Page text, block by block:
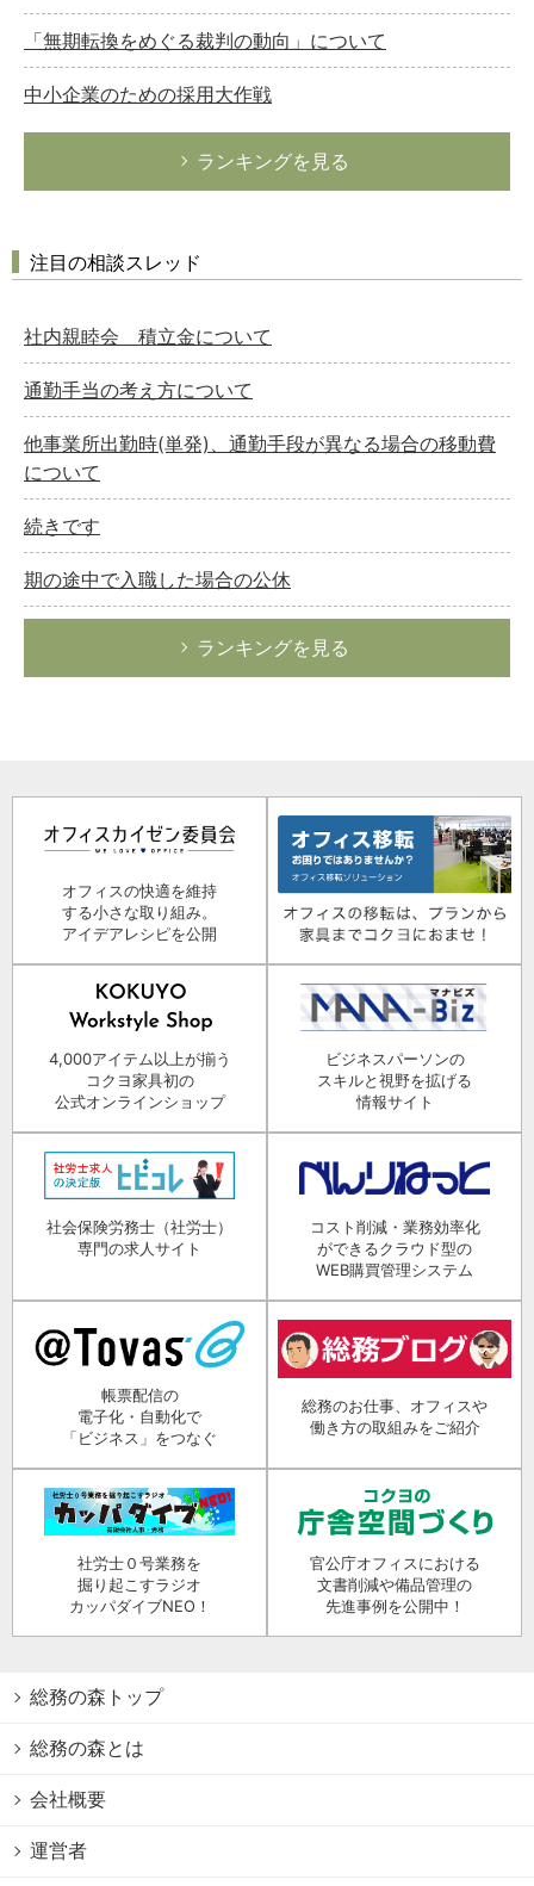
「無期転換をめぐる裁判の動向」について
中小企業のための採用大作戦
ランキングを見る
注目の相談スレッド
社内親睦会 積立金について
通勤手当の考え方について
他事業所出勤時(単発)、通勤手段が異なる場合の移動費
について
続きです
期の途中で入職した場合の公休
ランキングを見る
オフィスの快適を維持
する小さな取り組み。
アイデアレシピを公開
4,000アイテム以上が揃う
コクヨ家具初の
公式オンラインショップ
ビジネスパーソンの
スキルと視野を拡げる
情報サイト
社会保険労務士（社労士）
専門の求人サイト
コスト削減・業務効率化
ができるクラウド型の
WEB購買管理システム
帳票配信の
電子化・自動化で
「ビジネス」をつなぐ
総務のお仕事、オフィスや
働き方の取組みをご紹介
社労士０号業務を
掘り起こすラジオ
カッパダイブNEO！
官公庁オフィスにおける
文書削減や備品管理の
先進事例を公開中！
総務の森トップ
総務の森とは
会社概要
運営者